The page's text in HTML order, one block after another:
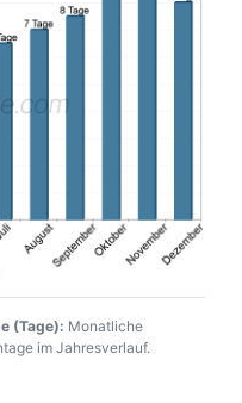
(Tage): Monatliche
im Jahresverlauf.